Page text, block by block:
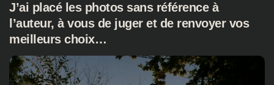
J’ai placé les photos sans référence à
l’auteur, à vous de juger et de renvoyer vos
meilleurs choix…